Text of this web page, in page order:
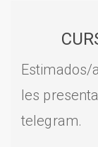
Estimados/
les
telegram.